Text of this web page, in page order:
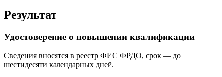
Результат
Удостоверение о повышении квалификации
Сведения вносятся в реестр ФИС ФРДО, срок — до
шестидесяти календарных дней.